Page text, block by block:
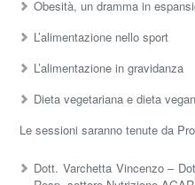
Obesità, un dramma in
L’alimentazione nello sport
L’alimentazione in gravidanza
Dieta vegetariana e dieta
Le sessioni saranno tenute da
Dott. Varchetta Vincenzo –